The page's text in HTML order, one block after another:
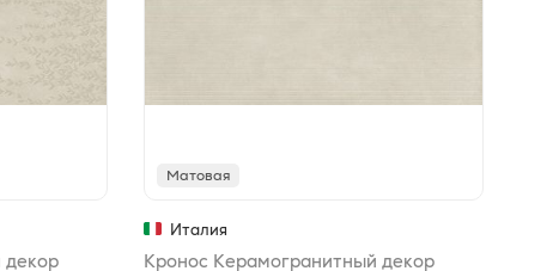
декор
Матовая
Италия
Кронос Керамогранитный декор